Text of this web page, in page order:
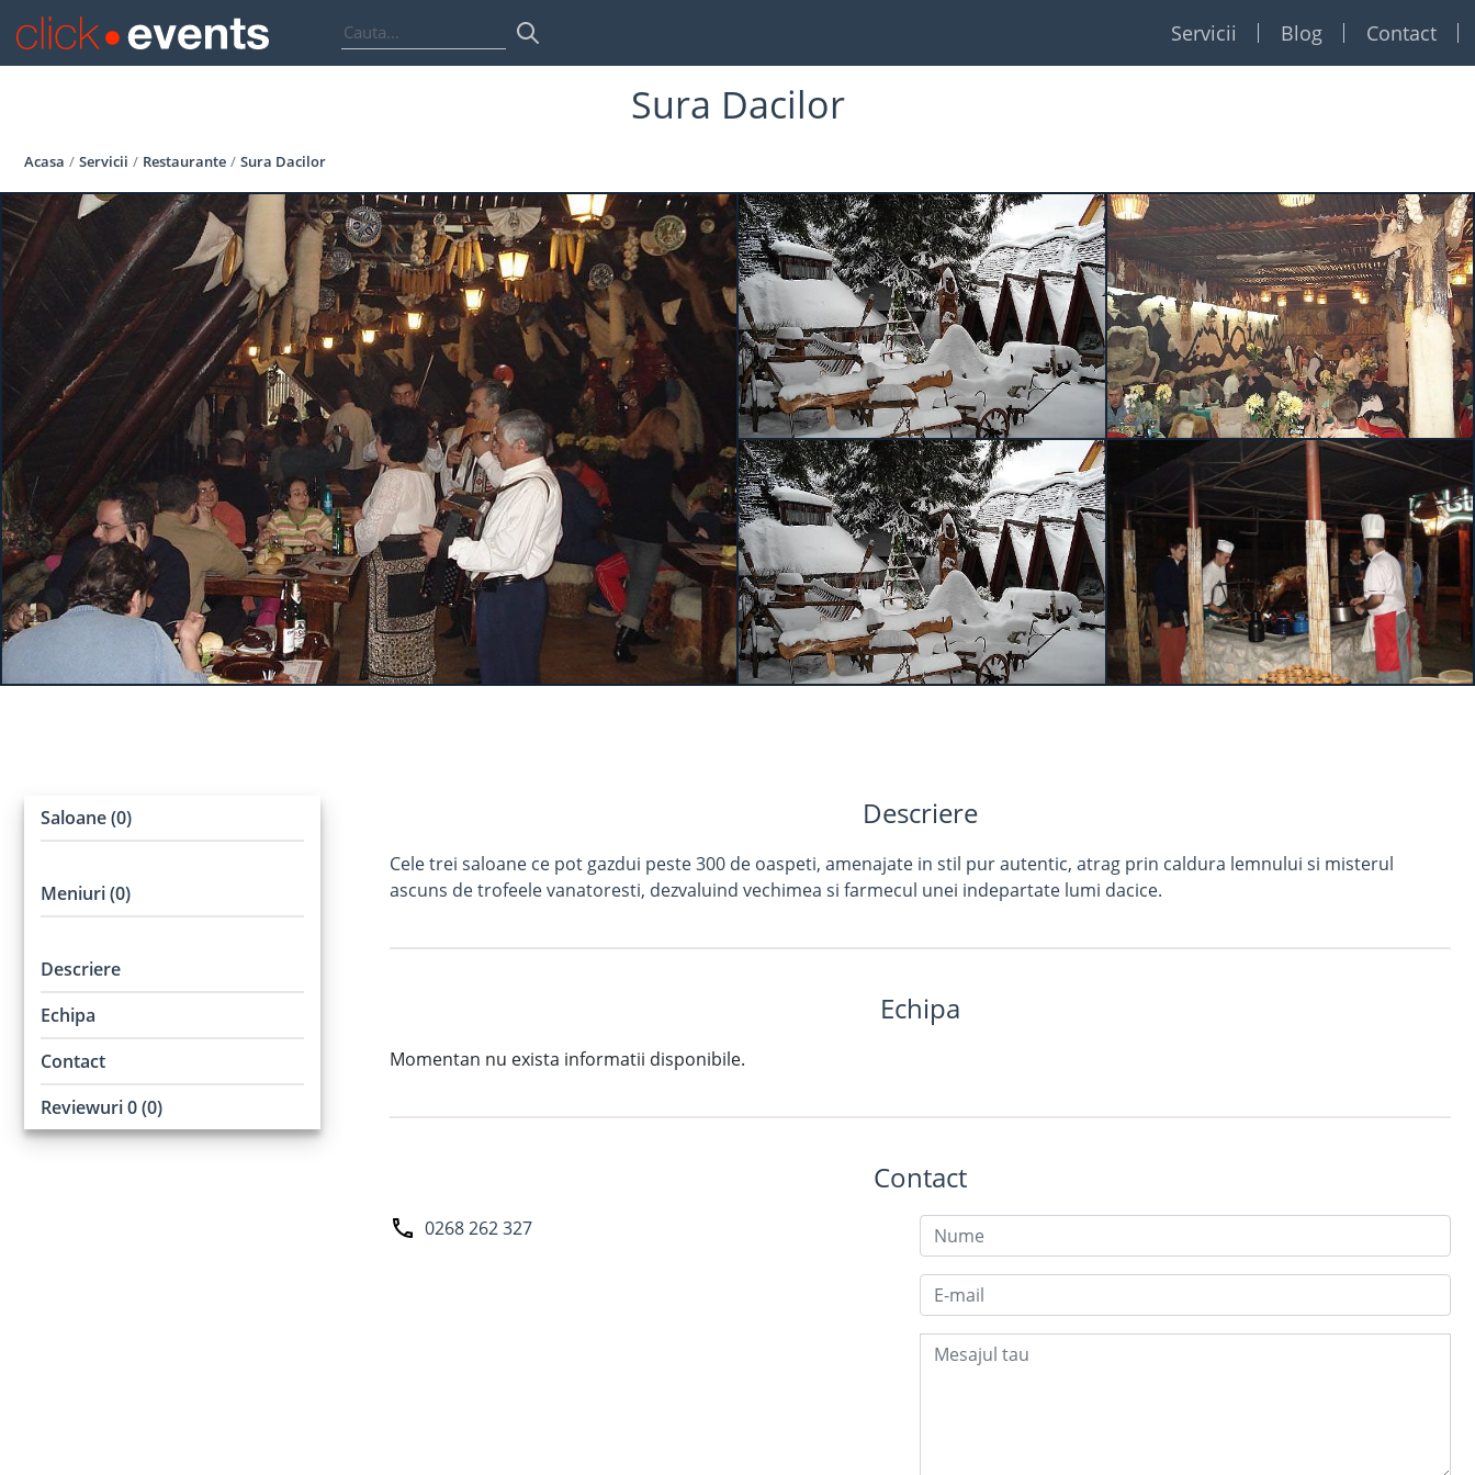
Servicii
Foto Video
Dj
Event planner
Blog Contact
Sura Dacilor
Acasa Servicii Restaurante Sura Dacilor
Saloane (0)
Meniuri (0)
Descriere
Echipa
Contact
Reviewuri 0 (0)
Descriere
Cele trei saloane ce pot gazdui peste 300 de oaspeti, amenajate in stil pur autentic, atrag prin caldura lemnului si misterul
ascuns de trofeele vanatoresti, dezvaluind vechimea si farmecul unei indepartate lumi dacice.
Echipa
Momentan nu exista informatii disponibile.
Contact
0268 262 327